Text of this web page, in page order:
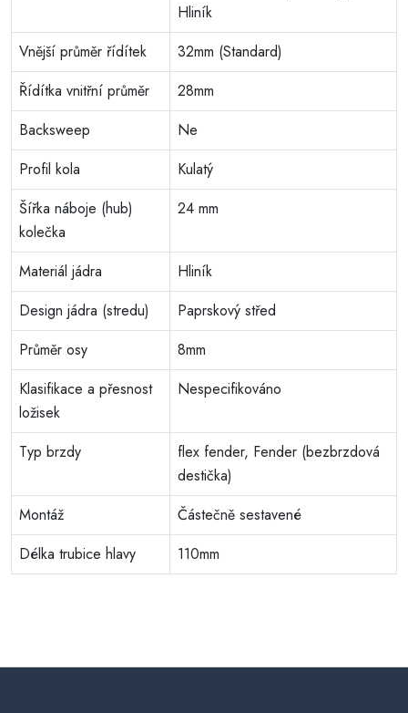
Hliník
Vnější průměr řídítek
32mm (Standard)
Řídítka vnitřní průměr
28mm
Backsweep
Ne
Profil kola
Kulatý
Šířka náboje (hub)
kolečka
24 mm
Materiál jádra
Hliník
Design jádra (stredu)
Paprskový střed
Průměr osy
8mm
Klasifikace a přesnost
ložisek
Nespecifikováno
Typ brzdy
flex fender, Fender (bezbrzdová
destička)
Montáž
Částečně sestavené
Délka trubice hlavy
110mm